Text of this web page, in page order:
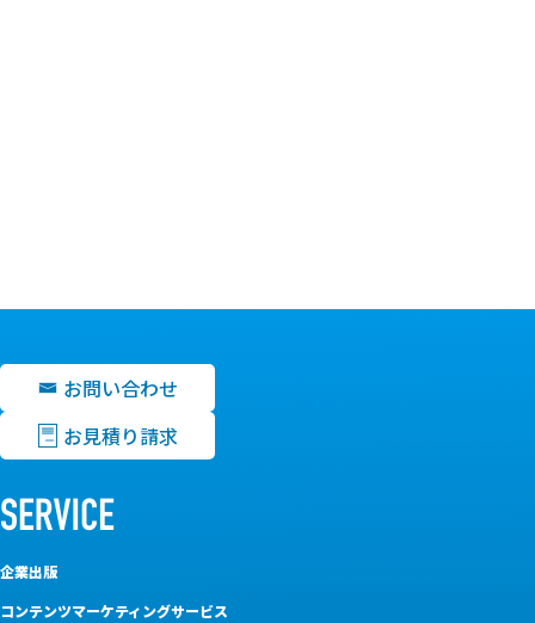
お問い合わせ
お見積り請求
企業出版
コンテンツマーケティングサービス